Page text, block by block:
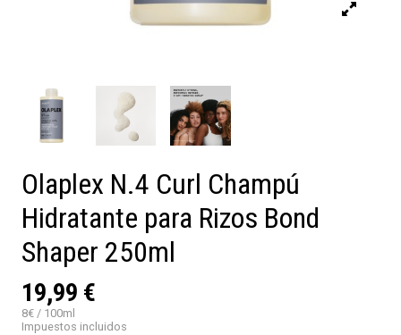
Olaplex N.4 Curl Champú
Hidratante para Rizos Bond
Shaper 250ml
19,99 €
8€ / 100ml
Impuestos incluidos